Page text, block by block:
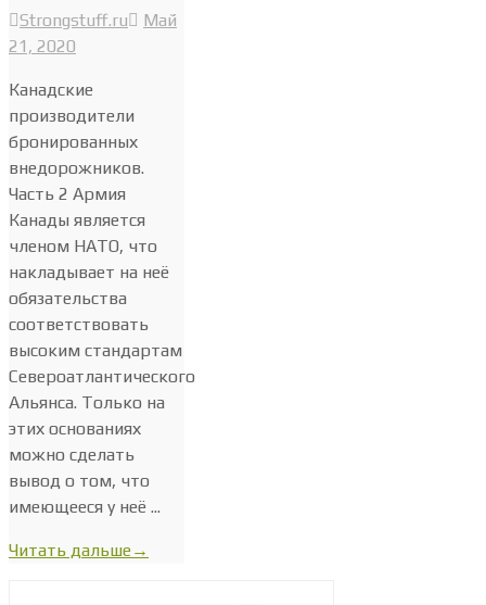
Strongstuff.ru
Май
21, 2020
Канадские
производители
бронированных
внедорожников.
Часть 2 Армия
Канады является
членом НАТО, что
накладывает на неё
обязательства
соответствовать
высоким стандартам
Североатлантического
Альянса. Только на
этих основаниях
можно сделать
вывод о том, что
имеющееся у неё ...
Читать дальше→